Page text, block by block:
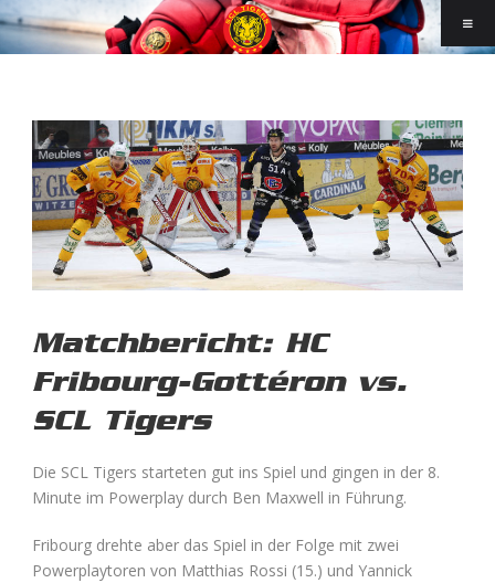
Matchbericht: HC
Fribourg-Gottéron vs.
SCL Tigers
Die SCL Tigers starteten gut ins Spiel und gingen in der 8.
Minute im Powerplay durch Ben Maxwell in Führung.
Fribourg drehte aber das Spiel in der Folge mit zwei
Powerplaytoren von Matthias Rossi (15.) und Yannick